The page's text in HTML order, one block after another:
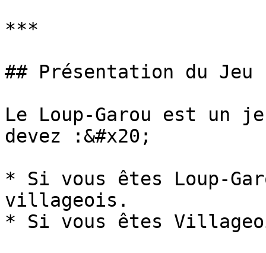
***
## Présentation du Jeu
Le Loup-Garou est un
devez :&#x20;
* Si vous êtes Loup-
villageois.
* Si vous êtes